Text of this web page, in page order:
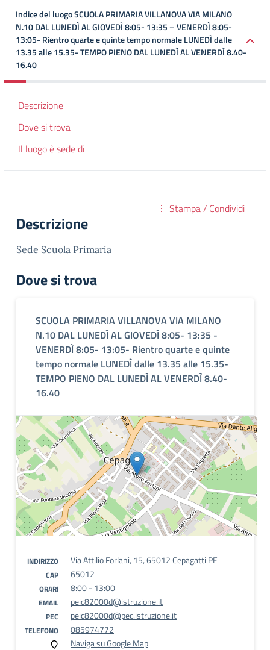
Indice del luogo SCUOLA PRIMARIA VILLANOVA VIA MILANO
N.10 DAL LUNEDÌ AL GIOVEDÌ 8:05- 13:35 – VENERDÌ 8:05-
13:05- Rientro quarte e quinte tempo normale LUNEDÌ dalle
13.35 alle 15.35- TEMPO PIENO DAL LUNEDÌ AL VENERDÌ 8.40-
16.40
Descrizione
Dove si trova
Il luogo è sede di
Stampa / Condividi
Descrizione
Sede Scuola Primaria
Dove si trova
SCUOLA PRIMARIA VILLANOVA VIA MILANO
N.10 DAL LUNEDÌ AL GIOVEDÌ 8:05- 13:35 -
VENERDÌ 8:05- 13:05- Rientro quarte e quinte
tempo normale LUNEDÌ dalle 13.35 alle 15.35-
TEMPO PIENO DAL LUNEDÌ AL VENERDÌ 8.40-
16.40
INDIRIZZO Via Attilio Forlani, 15, 65012 Cepagatti PE
CAP 65012
ORARI 8:00 - 13:00
EMAIL peic82000d@istruzione.it
PEC peic82000d@pec.istruzione.it
TELEFONO
085974772
Naviga su Google Map